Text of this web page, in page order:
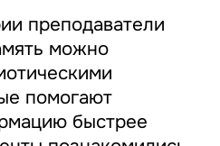
преподаватели
можно
помогают
быстрее